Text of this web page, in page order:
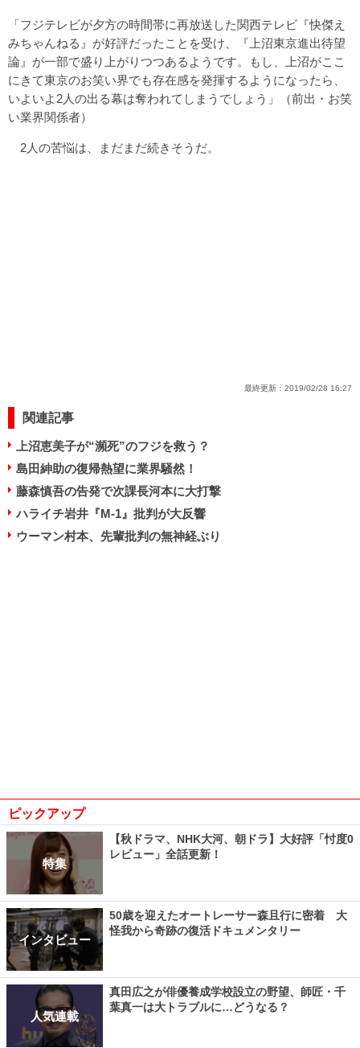
「フジテレビが夕方の時間帯に再放送した関西テレビ『快傑え
みちゃんねる』が好評だったことを受け、『上沼東京進出待望
論』が一部で盛り上がりつつあるようです。もし、上沼がここ
にきて東京のお笑い界でも存在感を発揮するようになったら、
いよいよ2人の出る幕は奪われてしまうでしょう」（前出・お笑
い業界関係者）
2人の苦悩は、まだまだ続きそうだ。
最終更新： 2019/02/28 16:27
関連記事
上沼恵美子が“瀕死”のフジを救う？
島田紳助の復帰熱望に業界騒然！
藤森慎吾の告発で次課長河本に大打撃
ハライチ岩井『M-1』批判が大反響
ウーマン村本、先輩批判の無神経ぶり
ピックアップ
特集
【秋ドラマ、NHK大河、朝ドラ】大好評「忖度0
レビュー」全話更新！
インタビュー
50歳を迎えたオートレーサー森且行に密着 大
怪我から奇跡の復活ドキュメンタリー
人気連載
真田広之が俳優養成学校設立の野望、師匠・千
葉真一は大トラブルに…どうなる？